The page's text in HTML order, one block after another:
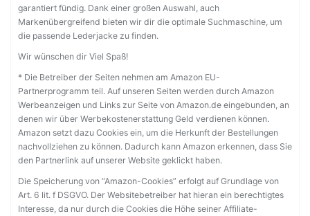
garantiert fündig. Dank einer großen Auswahl, auch
Markenübergreifend bieten wir dir die optimale Suchmaschine, um
die passende Lederjacke zu finden.
Wir wünschen dir Viel Spaß!
* Die Betreiber der Seiten nehmen am Amazon EU-
Partnerprogramm teil. Auf unseren Seiten werden durch Amazon
Werbeanzeigen und Links zur Seite von Amazon.de eingebunden, an
denen wir über Werbekostenerstattung Geld verdienen können.
Amazon setzt dazu Cookies ein, um die Herkunft der Bestellungen
nachvollziehen zu können. Dadurch kann Amazon erkennen, dass Sie
den Partnerlink auf unserer Website geklickt haben.
Die Speicherung von “Amazon-Cookies” erfolgt auf Grundlage von
Art. 6 lit. f DSGVO. Der Websitebetreiber hat hieran ein berechtigtes
Interesse, da nur durch die Cookies die Höhe seiner Affiliate-